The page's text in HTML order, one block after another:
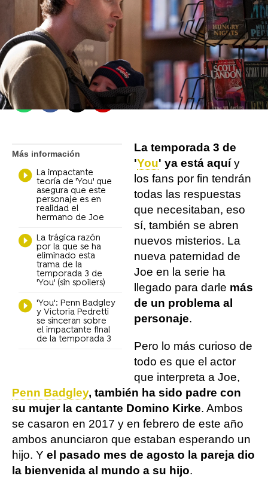
Álvaro Pérez Miró
Madrid
Publicado: 25 de octubre de 2021, 15:15
WhatsappFacebook
X Flipboard
Más información
La impactante
teoría de 'You' que
asegura que este
personaje es en
realidad el
hermano de Joe
La trágica razón
por la que se ha
eliminado esta
trama de la
temporada 3 de
'You' (sin spoilers)
'You': Penn Badgley
y Victoria Pedretti
se sinceran sobre
el impactante final
de la temporada 3
La temporada 3 de
'You' ya está aquíy
los fans por fin tendrán
todas las respuestas
que necesitaban, eso
sí, también se abren
nuevos misterios. La
nueva paternidad de
Joe en la serie ha
llegado para darle más
de un problema al
personaje.
Pero lo más curioso de
todo es que el actor
que interpreta a Joe,
Penn Badgley, también ha sido padre con
su mujer la cantante Domino Kirke. Ambos
se casaron en 2017 y en febrero de este año
ambos anunciaron que estaban esperando un
hijo. Y el pasado mes de agosto la pareja dio
la bienvenida al mundo a su hijo.